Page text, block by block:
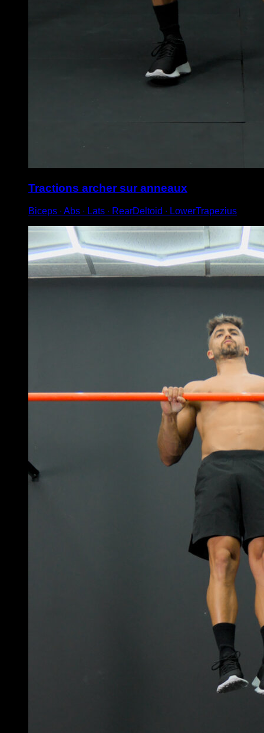
Tractions archer sur anneaux
Biceps ∙ Abs ∙ Lats ∙ RearDeltoid ∙ LowerTrapezius